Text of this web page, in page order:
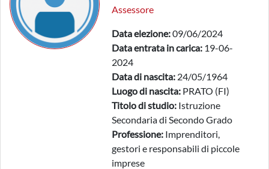
Assessore
Data elezione:09/06/2024
Data entrata in carica: 19-06-
2024
Data di nascita: 24/05/1964
Luogo di nascita: PRATO (FI)
Titolo di studio: Istruzione
Secondaria di Secondo Grado
Professione: Imprenditori,
gestori e responsabili di piccole
imprese